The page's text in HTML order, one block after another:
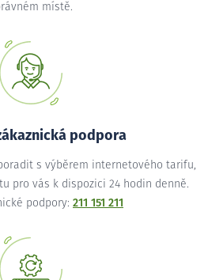
místě.
podpora
s výběrem internetového tarifu,
pro vás k dispozici 24 hodin denně.
podpory: 211 151 211